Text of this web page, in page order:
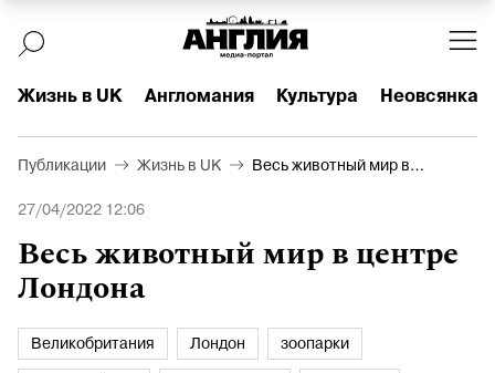
Жизнь в UK Англомания Культура Неовсянка
Публикации Жизнь в UK
Весь животный мир в
27/04/2022 12:06
Весь животный мир в центре
Лондона
Великобритания Лондон
зоопарки